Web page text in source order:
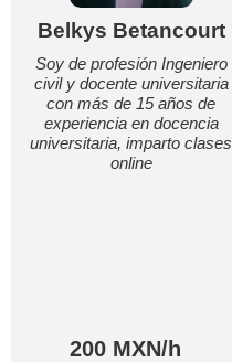
Belkys Betancourt
Soy de profesión Ingeniero
civil y docente universitaria
con más de 15 años de
experiencia en docencia
universitaria, imparto clases
online
200 MXN/h